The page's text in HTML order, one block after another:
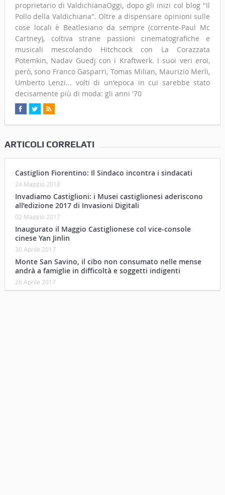
proprietario di ValdichianaOggi, dopo gli inizi col blog "Il
Pollo della Valdichiana". Oltre a dispensare opinioni sulle
cose locali è Beatlesiano da sempre (corrente-Paul Mc
Cartney), coltiva strane passioni cinematografiche e
musicali mescolando Hitchcock con La Corazzata
Potemkin, Nadav Guedj con i Kraftwerk. I suoi veri eroi,
però, sono Franco Gasparri, Tomas Milian, Maurizio Merli,
Umberto Lenzi... volti di un'epoca in cui sarebbe stato
decisamente più di moda: gli anni '70
ARTICOLI CORRELATI
Castiglion Fiorentino: Il Sindaco incontra i sindacati
24 Maggio 2018
Invadiamo Castiglioni: i Musei castiglionesi aderiscono
all’edizione 2017 di Invasioni Digitali
02 Maggio 2017
Inaugurato il Maggio Castiglionese col vice-console
cinese Yan Jinlin
30 Aprile 2017
Monte San Savino, il cibo non consumato nelle mense
andrà a famiglie in difficoltà e soggetti indigenti
26 Aprile 2017